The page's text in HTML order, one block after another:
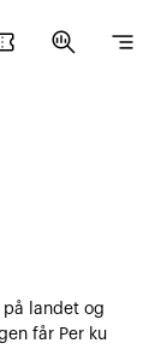
search_insights segment
på landet og
får Per ku